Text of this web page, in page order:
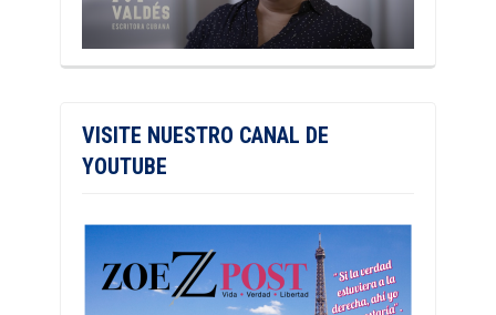
VISITE NUESTRO CANAL DE
YOUTUBE